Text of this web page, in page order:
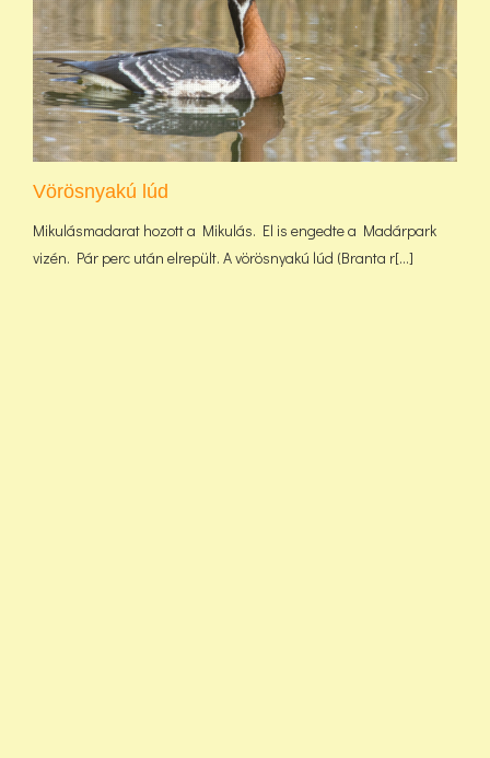
Vörösnyakú lúd
Mikulásmadarat hozott a Mikulás. El is engedte a Madárpark
vizén. Pár perc után elrepült. A vörösnyakú lúd (Branta r[...]